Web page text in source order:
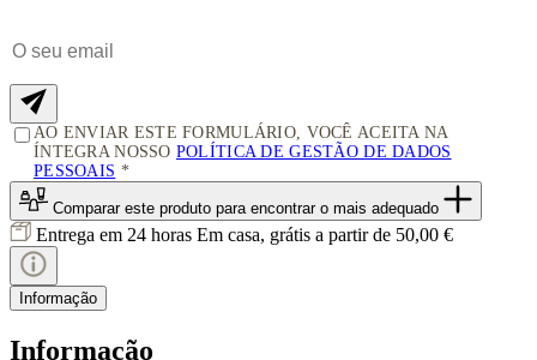
AO ENVIAR ESTE FORMULÁRIO, VOCÊ ACEITA NA
ÍNTEGRA NOSSO POLÍTICA DE GESTÃO DE DADOS
PESSOAIS
Comparar este produto para encontrar o mais adequado
Entrega em 24 horas Em casa, grátis a partir de 50,00 €
Informação
Informação